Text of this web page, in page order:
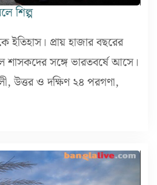
শিল্প
ইতিহাস। প্রায় হাজার বছরের
সঙ্গে ভারতবর্ষে আসে।
উত্তর ও দক্ষিণ ২৪ পরগণা,